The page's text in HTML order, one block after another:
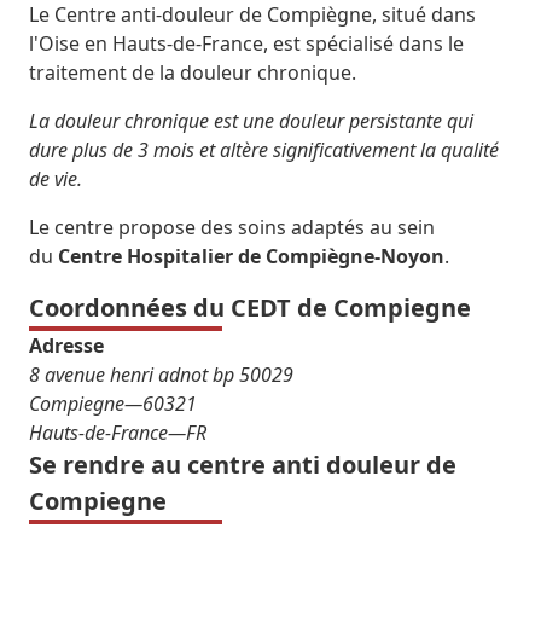
Le Centre anti-douleur de Compiègne, situé dans
l'Oise en Hauts-de-France, est spécialisé dans le
traitement de la douleur chronique.
La douleur chronique est une douleur persistante qui
dure plus de 3 mois et altère significativement la qualité
de vie.
Le centre propose des soins adaptés au sein
du Centre Hospitalier de Compiègne-Noyon.
Coordonnées du CEDT de Compiegne
Adresse
8 avenue henri adnot bp 50029
Compiegne—60321
Hauts-de-France—FR
Se rendre au centre anti douleur de
Compiegne